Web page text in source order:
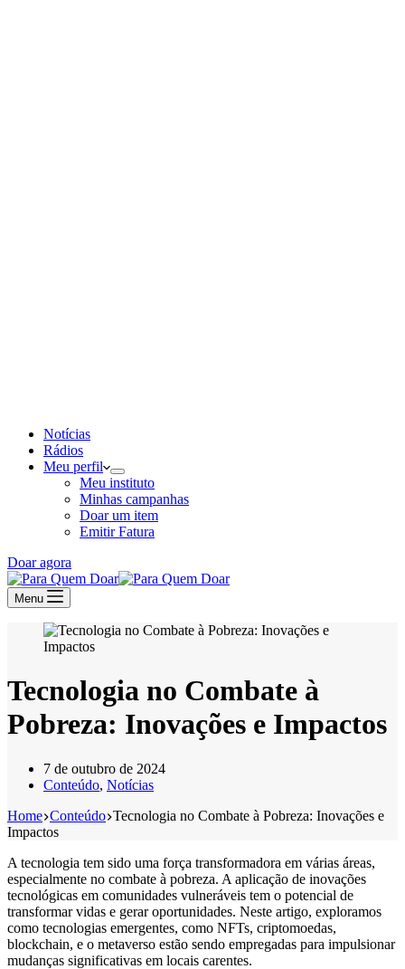
Notícias
Rádios
Meu perfil
Meu instituto
Minhas campanhas
Doar um item
Emitir Fatura
Doar agora
Menu
Tecnologia no Combate à
Pobreza: Inovações e Impactos
7 de outubro de 2024
Conteúdo, Notícias
Home Conteúdo Tecnologia no Combate à Pobreza: Inovações e
Impactos
A tecnologia tem sido uma força transformadora em várias áreas,
especialmente no combate à pobreza. A aplicação de inovações
tecnológicas em comunidades vulneráveis tem o potencial de
transformar vidas e gerar oportunidades. Neste artigo, exploramos
como tecnologias emergentes, como NFTs, criptomoedas,
blockchain, e o metaverso estão sendo empregadas para impulsionar
mudanças significativas em locais carentes.